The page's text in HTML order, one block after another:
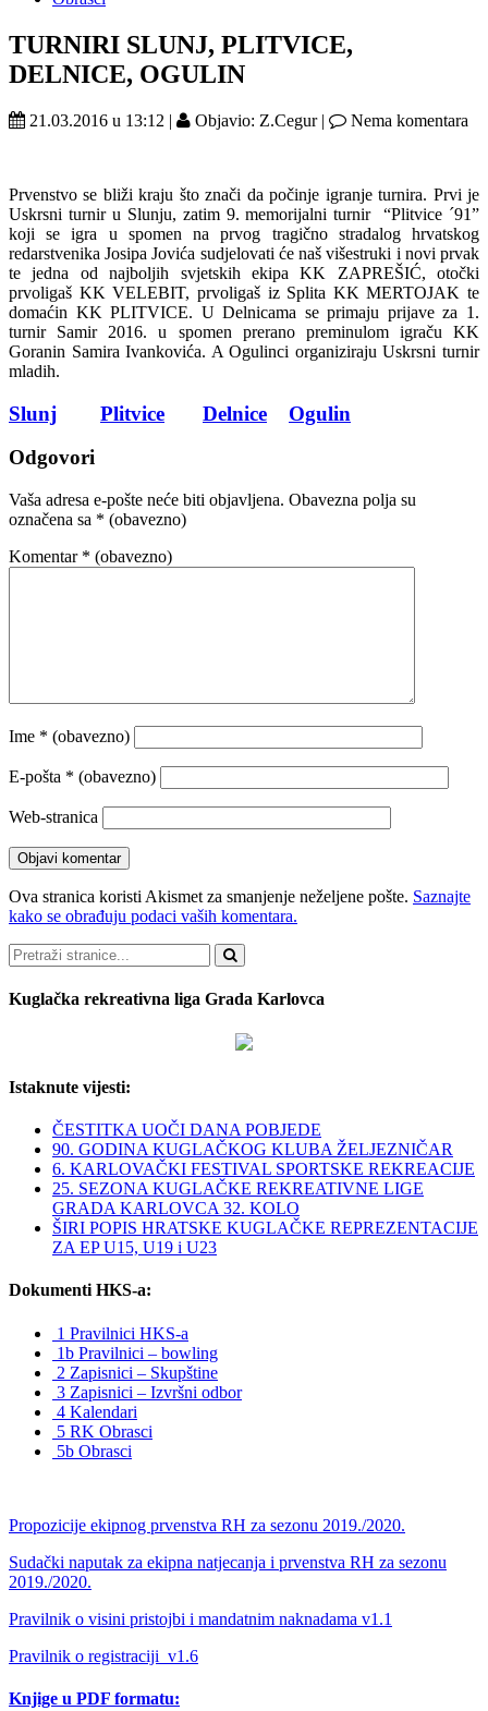
TURNIRI SLUNJ, PLITVICE,
DELNICE, OGULIN
21.03.2016 u 13:12 | Objavio: Z.Cegur | Nema komentara
Prvenstvo se bliži kraju što znači da počinje igranje turnira. Prvi je
Uskrsni turnir u Slunju, zatim 9. memorijalni turnir “Plitvice ´91”
koji se igra u spomen na prvog tragično stradalog hrvatskog
redarstvenika Josipa Jovića sudjelovati će naš višestruki i novi prvak
te jedna od najboljih svjetskih ekipa KK ZAPREŠIĆ, otočki
prvoligaš KK VELEBIT, prvoligaš iz Splita KK MERTOJAK te
domaćin KK PLITVICE. U Delnicama se primaju prijave za 1.
turnir Samir 2016. u spomen prerano preminulom igraču KK
Goranin Samira Ivankovića. A Ogulinci organiziraju Uskrsni turnir
mladih.
Slunj Plitvice Delnice
Ogulin
Odgovori
Vaša adresa e-pošte neće biti objavljena. Obavezna polja su
označena sa * (obavezno)
Komentar * (obavezno)
Ime * (obavezno)
E-pošta * (obavezno)
Web-stranica
Ova stranica koristi Akismet za smanjenje neželjene pošte. Saznajte
kako se obrađuju podaci vaših komentara.
Pretraži
Kuglačka rekreativna liga Grada Karlovca
Istaknute vijesti:
ČESTITKA UOČI DANA POBJEDE
90. GODINA KUGLAČKOG KLUBA ŽELJEZNIČAR
6. KARLOVAČKI FESTIVAL SPORTSKE REKREACIJE
25. SEZONA KUGLAČKE REKREATIVNE LIGE
GRADA KARLOVCA 32. KOLO
ŠIRI POPIS HRATSKE KUGLAČKE REPREZENTACIJE
ZA EP U15, U19 i U23
Dokumenti HKS-a:
1 Pravilnici HKS-a
1b Pravilnici – bowling
2 Zapisnici – Skupštine
3 Zapisnici – Izvršni odbor
4 Kalendari
5 RK Obrasci
5b Obrasci
Propozicije ekipnog prvenstva RH za sezonu 2019./2020.
Sudački naputak za ekipna natjecanja i prvenstva RH za sezonu
2019./2020.
Pravilnik o visini pristojbi i mandatnim naknadama v1.1
Pravilnik o registraciji_v1.6
Knjige u PDF formatu: